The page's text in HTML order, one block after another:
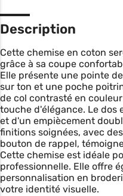
Description
Cette chemise en coton
grâce à sa coupe
Elle présente une pointe
sur ton et une poche
de col contrasté en
touche d'élégance. Le dos
et d'un empiècement
finitions soignées, avec
bouton de rappel,
Cette chemise est idéale
professionnelle. Elle offre
personnalisation en
votre identité visuelle.